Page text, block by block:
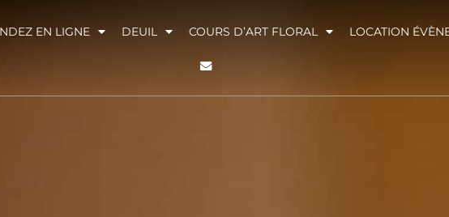
EN LIGNE DEUIL COURS D’ART FLORAL LOCATION